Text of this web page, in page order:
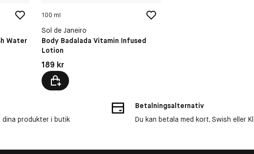
Water
100 ml
Sol de Janeiro
Body Badalada Vitamin Infused
Lotion
Pris: 189 kr
189 kr
produkter i butik
Betalningsalternativ
Du kan betala med kort, Swish eller